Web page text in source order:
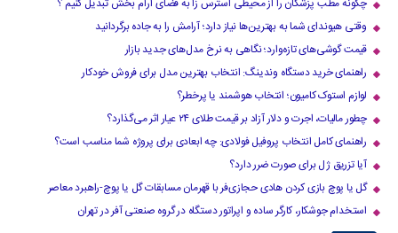
چگونه مطب پزشکان را از محیطی استرس زا به فضای آرام بخش تبدیل کنیم ؟
وقتی هیوندای شما به بهترین‌ها نیاز دارد؛ آرامش را به جاده برگردانید
قیمت گوشی‌های تازه‌وارد؛ نگاهی به نرخ مدل‌های جدید بازار
راهنمای خرید دستگاه وندینگ: انتخاب بهترین مدل برای فروش خودکار
لوازم استوک کامیون؛ انتخاب هوشمند یا پرخطر؟
چطور مالیات، اجرت و دلار آزاد بر قیمت طلای ۲۴ عیار اثر می‌گذارد؟
راهنمای کامل انتخاب پروفیل فولادی: چه ابعادی برای پروژه شما مناسب است؟
آیا تزریق ژل برای صورت ضرر دارد​؟
گل یا پوچ بازی کردن هادی حجازی‌فر با قهرمان مسابقات گل یا پوچ-راهبرد معاصر
استخدام جوشکار، کارگر ساده و اپراتور دستگاه در گروه صنعتی آفر در تهران